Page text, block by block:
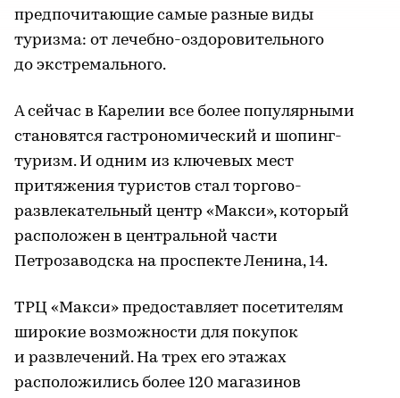
предпочитающие самые разные виды
туризма: от лечебно-оздоровительного
до экстремального.
А сейчас в Карелии все более популярными
становятся гастрономический и шопинг-
туризм. И одним из ключевых мест
притяжения туристов стал торгово-
развлекательный центр «Макси», который
расположен в центральной части
Петрозаводска на проспекте Ленина, 14.
ТРЦ «Макси» предоставляет посетителям
широкие возможности для покупок
и развлечений. На трех его этажах
расположились более 120 магазинов